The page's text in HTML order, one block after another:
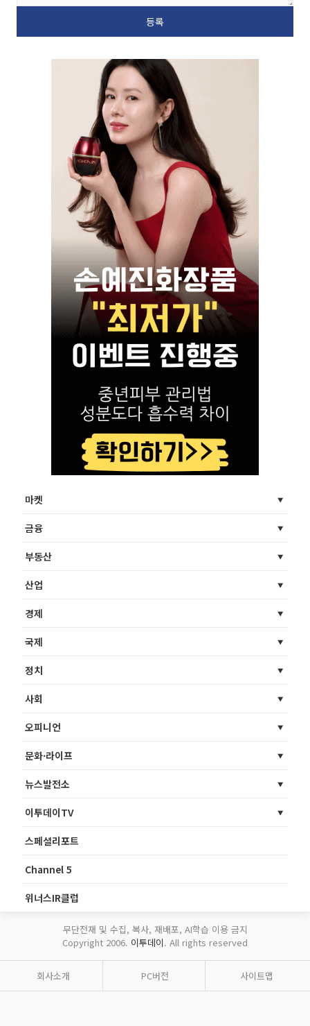
마켓
금융
부동산
산업
경제
국제
정치
사회
오피니언
문화·라이프
뉴스발전소
이투데이TV
스페셜리포트
Channel 5
위너스IR클럽
무단전재 및 수집, 복사, 재배포, AI학습 이용 금지
Copyright 2006. 이투데이. All rights reserved
회사소개 PC버전 사이트맵